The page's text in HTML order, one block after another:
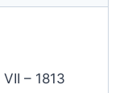
– 1813